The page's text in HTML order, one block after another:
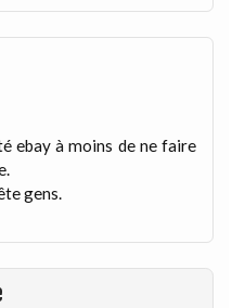
ebay à moins de ne faire
gens.